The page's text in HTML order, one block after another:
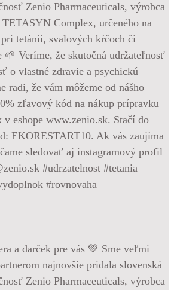
a darček pre vás 💚 Sme veľmi
najnovšie pridala slovenská
Zenio Pharmaceuticals, výrobca